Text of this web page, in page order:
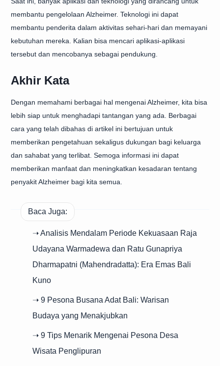
membantu pengelolaan Alzheimer. Teknologi ini dapat
membantu penderita dalam aktivitas sehari-hari dan memayani
kebutuhan mereka. Kalian bisa mencari aplikasi-aplikasi
tersebut dan mencobanya sebagai pendukung.
Akhir Kata
Dengan memahami berbagai hal mengenai Alzheimer, kita bisa
lebih siap untuk menghadapi tantangan yang ada. Berbagai
cara yang telah dibahas di artikel ini bertujuan untuk
memberikan pengetahuan sekaligus dukungan bagi keluarga
dan sahabat yang terlibat. Semoga informasi ini dapat
memberikan manfaat dan meningkatkan kesadaran tentang
penyakit Alzheimer bagi kita semua.
Baca Juga:
➝ Analisis Mendalam Periode Kekuasaan Raja
Udayana Warmadewa dan Ratu Gunapriya
Dharmapatni (Mahendradatta): Era Emas Bali
Kuno
➝ 9 Pesona Busana Adat Bali: Warisan
Budaya yang Menakjubkan
➝ 9 Tips Menarik Mengenai Pesona Desa
Wisata Penglipuran